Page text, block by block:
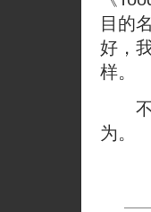
目的
好，
样。
不
为。